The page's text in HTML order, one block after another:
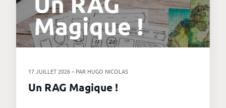
17 JUILLET 2026 – PAR HUGO NICOLAS
Un RAG Magique !